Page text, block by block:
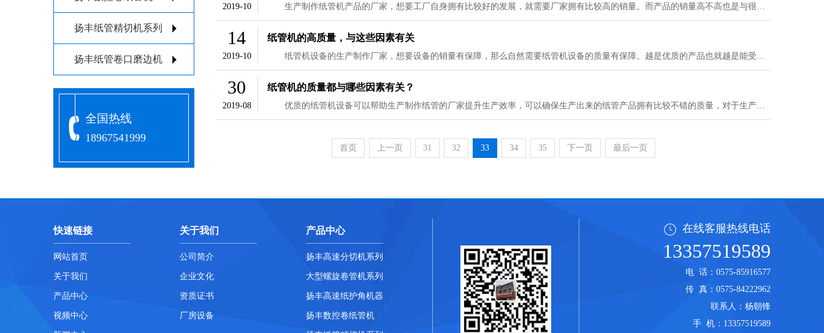
扬丰纸管精切机系列
扬丰纸管卷口磨边机
全国热线
18967541999
2019-10 生产制作纸管机产品的厂家，想要工厂自身拥有比较好的发展，就需要厂家拥有比较高的销量。而产品的销量高不高也是与很多因素有关系的，生产制作厂家若是想要提升自己的产品销量，自然也就需要厂家了解清楚这些原因，然后根据这些原因来努力提升产品的销量了。
14
2019-10
纸管机的高质量，与这些因素有关
纸管机设备的生产制作厂家，想要设备的销量有保障，那么自然需要纸管机设备的质量有保障。越是优质的产品也就越是能受到是更多用户的关注。不过，厂家想要生产出高质量的设备产品来，还是需要公司做好相关因素的掌握工作的。下面本文就来简单地介绍一下，纸管机的高质量都与哪些因素有关。
30
2019-08
纸管机的质量都与哪些因素有关？
优质的纸管机设备可以帮助生产制作纸管的厂家提升生产效率，可以确保生产出来的纸管产品拥有比较不错的质量，对于生产厂家的帮助还是非常大的。所以，作为需要使用这一设备的厂家自然就需要做好设备的挑选工作，确保自己使用的纸管机是优质的。
首页 上一页 31 32 33 34 35 下一页 最后一页
快速链接
网站首页
关于我们
产品中心
视频中心
关于我们
公司简介
企业文化
资质证书
厂房设备
产品中心
扬丰高速分切机系列
大型螺旋卷管机系列
扬丰高速纸护角机器
扬丰数控卷纸管机
在线客服热线电话
13357519589
电 话：0575-85916577
传 真：0575-84222962
联系人：杨朝锋
手 机： 13357519589